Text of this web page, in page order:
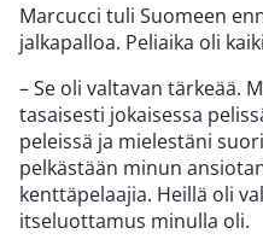
Marcucci tuli Suomeen
jalkapalloa. Peliaika oli
– Se oli valtavan tärkeää.
tasaisesti jokaisessa
peleissä ja mielestäni
pelkästään minun
kenttäpelaajia. Heillä oli
itseluottamus minulla oli.